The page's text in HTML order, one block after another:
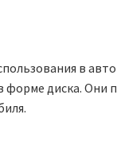
в
диска. Они